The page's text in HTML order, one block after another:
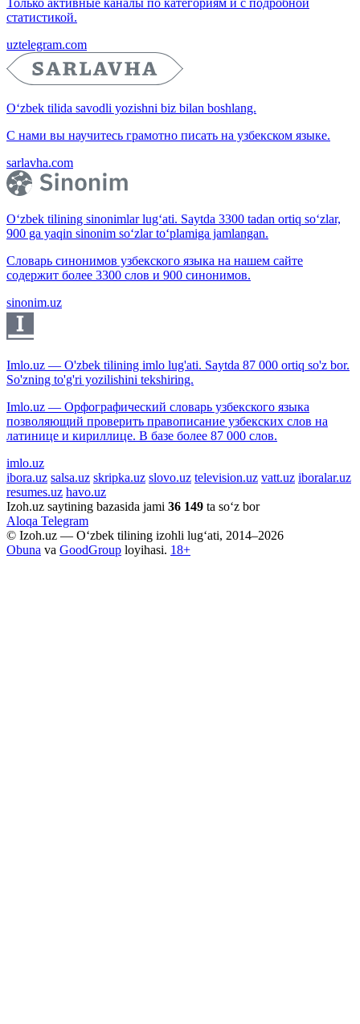
Только активные каналы по категориям и с подробной
статистикой.
uztelegram.com
O‘zbek tilida savodli yozishni biz bilan boshlang.
С нами вы научитесь грамотно писать на узбекском языке.
sarlavha.com
O‘zbek tilining sinonimlar lug‘ati. Saytda 3300 tadan ortiq so‘zlar,
900 ga yaqin sinonim so‘zlar to‘plamiga jamlangan.
Словарь синонимов узбекского языка на нашем сайте
содержит более 3300 слов и 900 синонимов.
sinonim.uz
Imlo.uz — O'zbek tilining imlo lug'ati. Saytda 87 000 ortiq so'z bor.
So'zning to'g'ri yozilishini tekshiring.
Imlo.uz — Орфографический словарь узбекского языка
позволяющий проверить правописание узбекских слов на
латинице и кириллице. В базе более 87 000 слов.
imlo.uz
ibora.uz salsa.uz skripka.uz slovo.uz television.uz vatt.uz iboralar.uz
resumes.uz havo.uz
Izoh.uz saytining bazasida jami 36 149 ta so‘z bor
Aloqa Telegram
© Izoh.uz — O‘zbek tilining izohli lug‘ati, 2014–2026
Obuna va GoodGroup loyihasi. 18+